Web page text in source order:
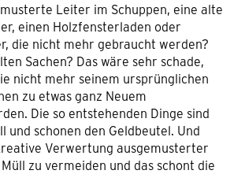
Leiter im Schuppen, eine alte
einen Holzfensterladen oder
die nicht mehr gebraucht werden?
Sachen? Das wäre sehr schade,
nicht mehr seinem ursprünglichen
zu etwas ganz Neuem
Die so entstehenden Dinge sind
und schonen den Geldbeutel. Und
Verwertung ausgemusterter
zu vermeiden und das schont die